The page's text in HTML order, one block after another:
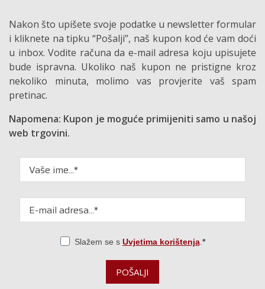
Nakon što upišete svoje podatke u newsletter formular
i kliknete na tipku “Pošalji”, naš kupon kod će vam doći
u inbox. Vodite računa da e-mail adresa koju upisujete
bude ispravna. Ukoliko naš kupon ne pristigne kroz
nekoliko minuta, molimo vas provjerite vaš spam
pretinac.
Napomena: Kupon je moguće primijeniti samo u našoj
web trgovini.
Slažem se s Uvjetima korištenja.
POŠALJI